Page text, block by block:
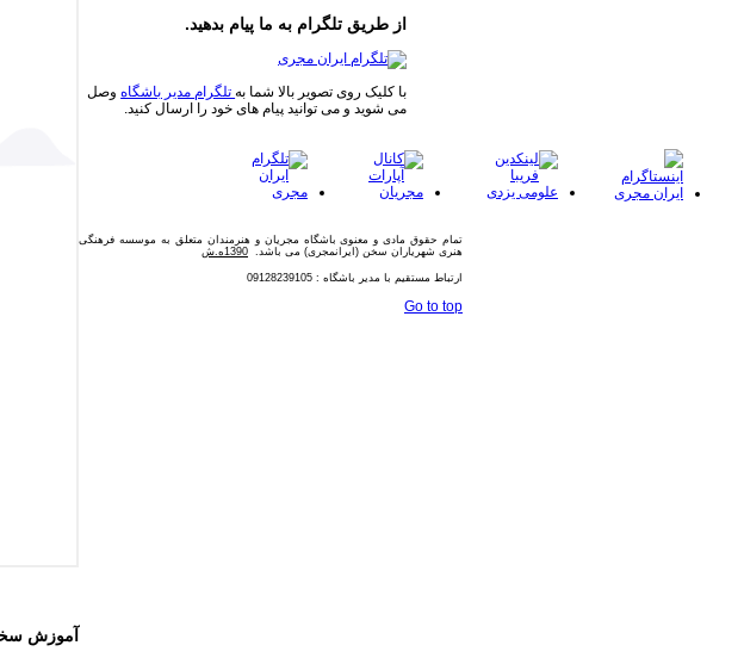
آموزش
از طریق تلگرام به ما پیام بدهید.
با کلیک روی تصویر بالا شما بهتلگرام مدیر باشگاهوصل
می شوید و می توانید پیام های خود را ارسال کنید.
تمام حقوق مادی و معنوی باشگاه مجریان و هنرمندان متعلق به موسسه فرهنگی
هنری شهریاران سخن (ایرانمجری) می باشد. 1390ه.ش
ارتباط مستقیم با مدیر باشگاه : 09128239105
Go to top